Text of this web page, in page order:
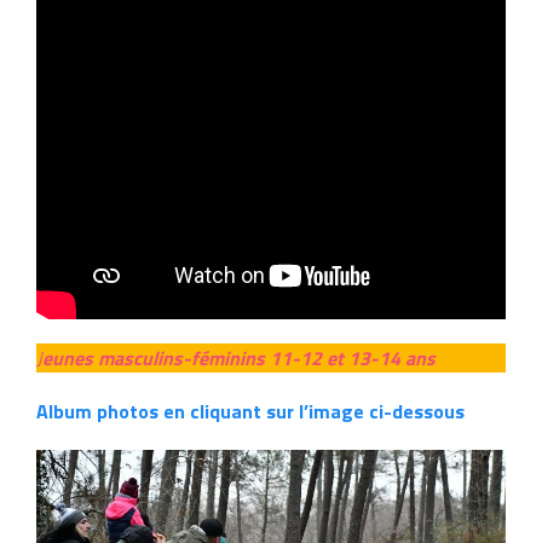
Jeunes masculins-féminins 11-12 et 13-14 ans
Album photos en cliquant sur l’image ci-dessous